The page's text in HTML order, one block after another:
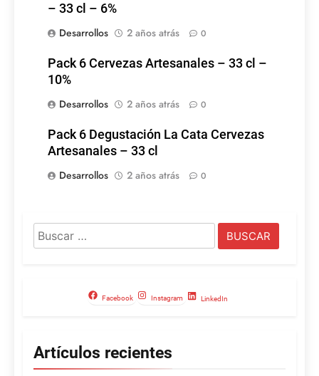
– 33 cl – 6%
Desarrollos
2 años atrás 0
Pack 6 Cervezas Artesanales – 33 cl –
10%
Desarrollos
2 años atrás 0
Pack 6 Degustación La Cata Cervezas
Artesanales – 33 cl
Desarrollos
2 años atrás 0
Buscar:
Facebook Instagram LinkedIn
Artículos recientes